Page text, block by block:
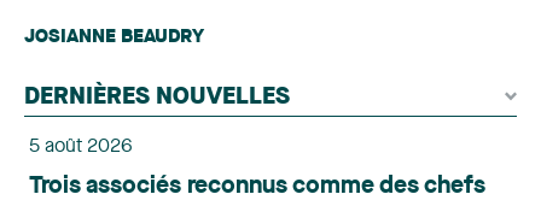
JOSIANNE BEAUDRY
DERNIÈRES NOUVELLES
5 août 2026
Trois associés reconnus comme des chefs